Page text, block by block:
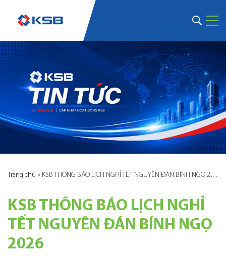
Trang chủ » KSB THÔNG BÁO LỊCH NGHỈ TẾT NGUYÊN ĐÁN BÍNH NGỌ 2026
KSB THÔNG BÁO LỊCH NGHỈ
TẾT NGUYÊN ĐÁN BÍNH NGỌ
2026